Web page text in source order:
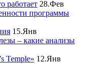
работает 28.Фев
программы
15.Янв
– какие анализы
Temple» 12.Янв